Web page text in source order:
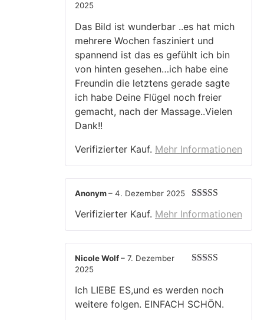
2025
Das Bild ist wunderbar ..es hat mich
mehrere Wochen fasziniert und
spannend ist das es gefühlt ich bin
von hinten gesehen…ich habe eine
Freundin die letztens gerade sagte
ich habe Deine Flügel noch freier
gemacht, nach der Massage..Vielen
Dank!!
Verifizierter Kauf. Mehr Informationen
5von 5
Anonym– 4. Dezember 2025
Verifizierter Kauf. Mehr Informationen
Nicole Wolf– 7. Dezember
2025
Ich LIEBE ES,und es werden noch
weitere folgen. EINFACH SCHÖN.